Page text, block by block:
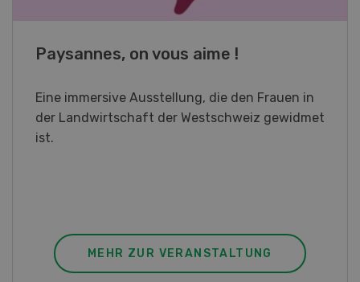
Fachkurs Aquakultur
Sind Sie in der Fischzucht tätig oder
interessieren Sie sich für das Thema? In
diesem Fall ist unser FBA-Weiterbildungskurs
MEHR ZUR VERANSTALTUNG